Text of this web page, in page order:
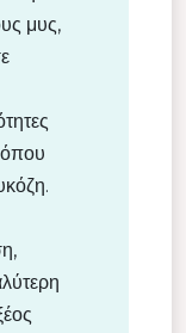
μυς,
όπου